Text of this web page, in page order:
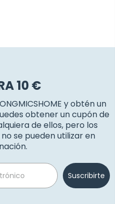
10 €
y obtén un
obtener un cupón de
de ellos, pero los
se pueden utilizar en
Suscribirte